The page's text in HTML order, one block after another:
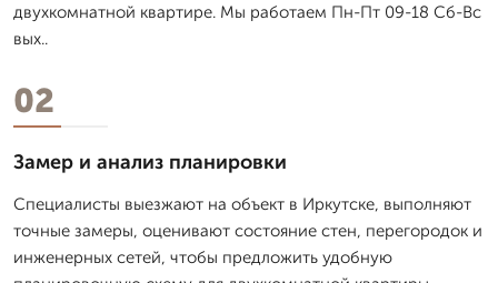
двухкомнатной квартире. Мы работаем Пн-Пт 09-18 Сб-Вс
вых..
02
Замер и анализ планировки
Специалисты выезжают на объект в Иркутске, выполняют
точные замеры, оценивают состояние стен, перегородок и
инженерных сетей, чтобы предложить удобную